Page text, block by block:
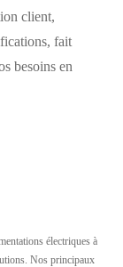
client,
fait
besoins en
électriques à
Nos principaux